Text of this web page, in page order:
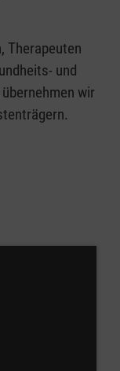
Therapeuten
und
wir